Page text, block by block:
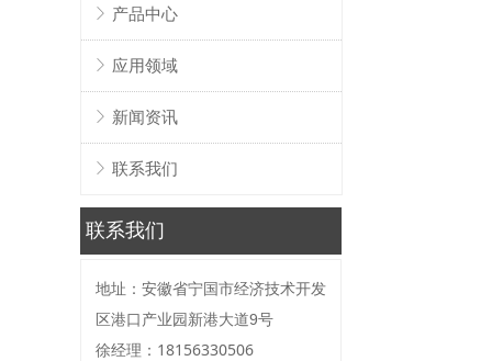
ꁕ 产品中心
ꁕ 应用领域
ꁕ 新闻资讯
ꁕ 联系我们
联系我们
地址：安徽省宁国市经济技术开发
区港口产业园新港大道9号
徐经理：18156330506